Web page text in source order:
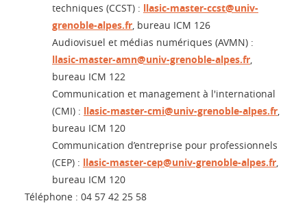
techniques (CCST) : llasic-master-ccst@univ-
grenoble-alpes.fr , bureau ICM 126
Audiovisuel et médias numériques (AVMN) :
llasic-master-amn@univ-grenoble-alpes.fr
bureau ICM 122
Communication et management à l'international
(CMI) : llasic-master-cmi@univ-grenoble-alpes.fr
bureau ICM 120
Communication d’entreprise pour professionnels
(CEP) : llasic-master-cep@univ-grenoble-alpes.fr
bureau ICM 120
Téléphone : 04 57 42 25 58